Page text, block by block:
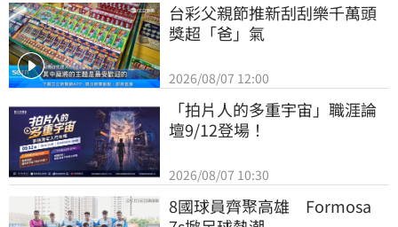
台彩父親節推新刮刮樂千萬頭
獎超「爸」氣
2026/08/07 12:00
「拍片人的多重宇宙」職涯論
壇9/12登場！
2026/08/07 10:30
8國球員齊聚高雄　Formosa